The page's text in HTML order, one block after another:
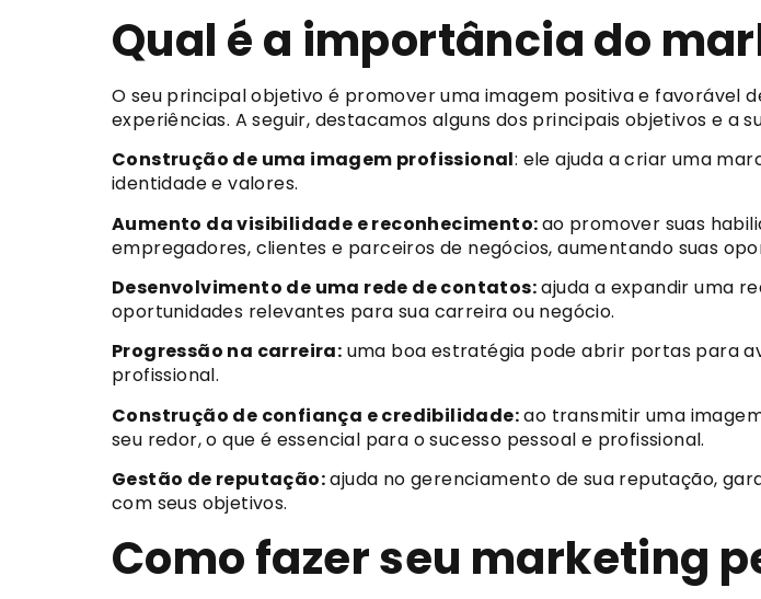
Qual é a importância do
O seu principal objetivo é promover uma imagem positiva e favorável
experiências. A seguir, destacamos alguns dos principais objetivos e a
Construção de uma imagem profissional: ele ajuda a criar uma
identidade e valores.
Aumento da visibilidade e reconhecimento:ao promover suas
empregadores, clientes e parceiros de negócios, aumentando suas
Desenvolvimento de uma rede de contatos:ajuda a expandir uma
oportunidades relevantes para sua carreira ou negócio.
Progressão na carreira: uma boa estratégia pode abrir portas para
profissional.
Construção de confiança e credibilidade:ao transmitir uma
seu redor, o que é essencial para o sucesso pessoal e profissional.
Gestão de reputação:ajuda no gerenciamento de sua reputação,
com seus objetivos.
Como fazer seu marketing